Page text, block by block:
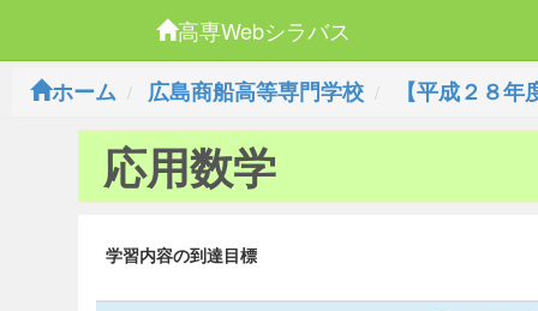
高専Webシラバス
ホーム
広島商船高等専門学校 【平成２８
応用数学
学習内容の到達目標